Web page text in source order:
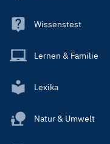
Wissenstest
Lernen & Familie
Lexika
Natur & Umwelt